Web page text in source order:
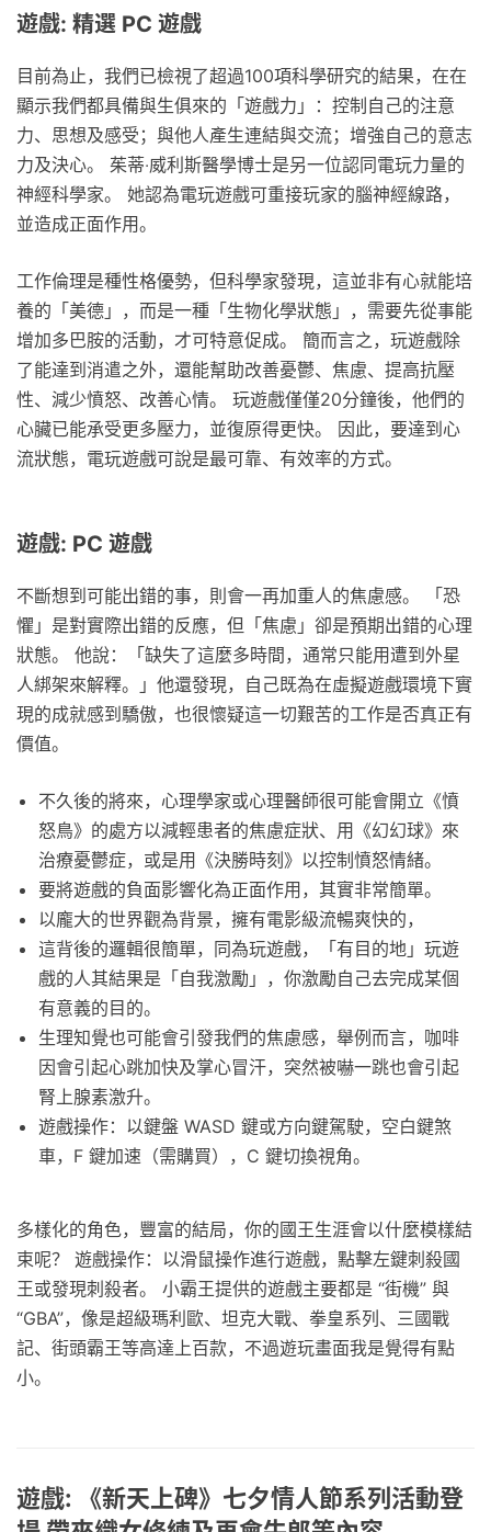
遊戲: 精選 PC 遊戲
目前為止，我們已檢視了超過100項科學研究的結果，在在
顯示我們都具備與生俱來的「遊戲力」：控制自己的注意
力、思想及感受；與他人產生連結與交流；增強自己的意志
力及決心。 茱蒂‧威利斯醫學博士是另一位認同電玩力量的
神經科學家。 她認為電玩遊戲可重接玩家的腦神經線路，
並造成正面作用。
工作倫理是種性格優勢，但科學家發現，這並非有心就能培
養的「美德」，而是一種「生物化學狀態」，需要先從事能
增加多巴胺的活動，才可特意促成。 簡而言之，玩遊戲除
了能達到消遣之外，還能幫助改善憂鬱、焦慮、提高抗壓
性、減少憤怒、改善心情。 玩遊戲僅僅20分鐘後，他們的
心臟已能承受更多壓力，並復原得更快。 因此，要達到心
流狀態，電玩遊戲可說是最可靠、有效率的方式。
遊戲: PC 遊戲
不斷想到可能出錯的事，則會一再加重人的焦慮感。 「恐
懼」是對實際出錯的反應，但「焦慮」卻是預期出錯的心理
狀態。 他說：「缺失了這麼多時間，通常只能用遭到外星
人綁架來解釋。」他還發現，自己既為在虛擬遊戲環境下實
現的成就感到驕傲，也很懷疑這一切艱苦的工作是否真正有
價值。
不久後的將來，心理學家或心理醫師很可能會開立《憤
怒鳥》的處方以減輕患者的焦慮症狀、用《幻幻球》來
治療憂鬱症，或是用《決勝時刻》以控制憤怒情緒。
要將遊戲的負面影響化為正面作用，其實非常簡單。
以龐大的世界觀為背景，擁有電影級流暢爽快的，
這背後的邏輯很簡單，同為玩遊戲，「有目的地」玩遊
戲的人其結果是「自我激勵」，你激勵自己去完成某個
有意義的目的。
生理知覺也可能會引發我們的焦慮感，舉例而言，咖啡
因會引起心跳加快及掌心冒汗，突然被嚇一跳也會引起
腎上腺素激升。
遊戲操作：以鍵盤 WASD 鍵或方向鍵駕駛，空白鍵煞
車，F 鍵加速（需購買），C 鍵切換視角。
多樣化的角色，豐富的結局，你的國王生涯會以什麼模樣結
束呢？ 遊戲操作：以滑鼠操作進行遊戲，點擊左鍵刺殺國
王或發現刺殺者。 小霸王提供的遊戲主要都是 “街機” 與
“GBA”，像是超級瑪利歐、坦克大戰、拳皇系列、三國戰
記、街頭霸王等高達上百款，不過遊玩畫面我是覺得有點
小。
遊戲: 《新天上碑》七夕情人節系列活動登